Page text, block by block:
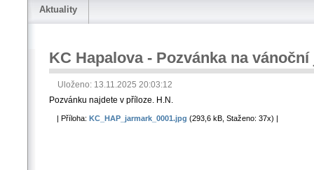
Aktuality
KC Hapalova - Pozvánka na
Uloženo: 13.11.2025 20:03:12
Pozvánku najdete v příloze. H.N.
| Příloha: KC_HAP_jarmark_0001.jpg (293,6 kB, Staženo: 37x) |